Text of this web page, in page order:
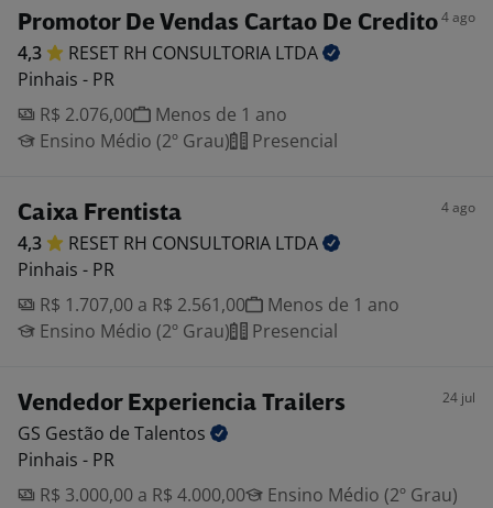
Promotor De Vendas Cartao De Credito4 ago
4,3 RESET RH CONSULTORIA LTDA
Pinhais - PR
R$ 2.076,00
Menos de 1 ano
Ensino Médio (2º Grau)
Presencial
Caixa Frentista 4 ago
4,3 RESET RH CONSULTORIA LTDA
Pinhais - PR
R$ 1.707,00 a R$ 2.561,00
Menos de 1 ano
Ensino Médio (2º Grau)
Presencial
Vendedor Experiencia Trailers 24 jul
GS Gestão de Talentos
Pinhais - PR
R$ 3.000,00 a R$ 4.000,00
Ensino Médio (2º Grau)